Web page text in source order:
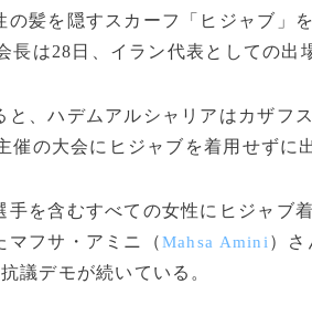
の髪を隠すスカーフ「ヒジャブ」
長は28日、イラン代表としての出
、ハデムアルシャリアはカザフ
催の大会にヒジャブを着用せずに
を含むすべての女性にヒジャブ
マフサ・アミニ（Mahsa Amini ）
議デモが続いている。